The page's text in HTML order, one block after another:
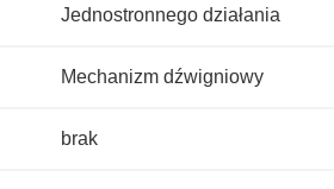
Jednostronnego działania
Mechanizm dźwigniowy
brak